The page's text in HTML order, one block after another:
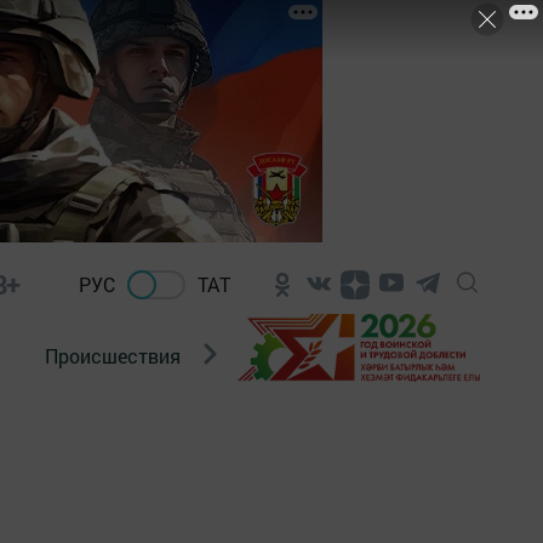
РУС ТАТ
Происшествия Новости Госавтоинспекции